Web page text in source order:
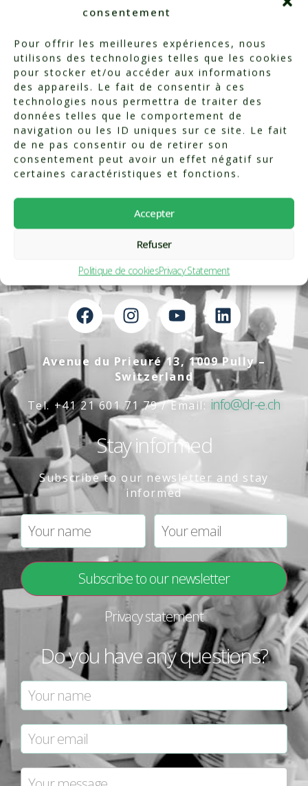
consentement
Pour offrir les meilleures expériences, nous
utilisons des technologies telles que les cookies
pour stocker et/ou accéder aux informations
des appareils. Le fait de consentir à ces
technologies nous permettra de traiter des
données telles que le comportement de
navigation ou les ID uniques sur ce site. Le fait
de ne pas consentir ou de retirer son
consentement peut avoir un effet négatif sur
certaines caractéristiques et fonctions.
Accepter
Refuser
Politique de cookiesPrivacy Statement
Avenue du Prieuré 13, 1009 Pully –
Switzerland
Tel. +41 21 601 71 79 / Email: info@dr-e.ch
Stay informed
Subscribe to our newsletter and stay
informed
Privacy statement
Do you have any questions?